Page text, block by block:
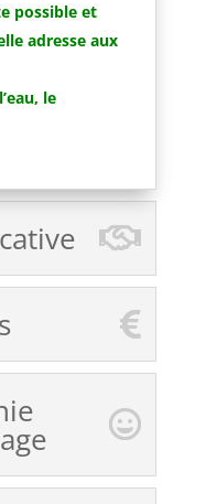
possible et
adresse aux
le